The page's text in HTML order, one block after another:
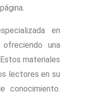
en
una
materiales
lectores en su
conocimiento.